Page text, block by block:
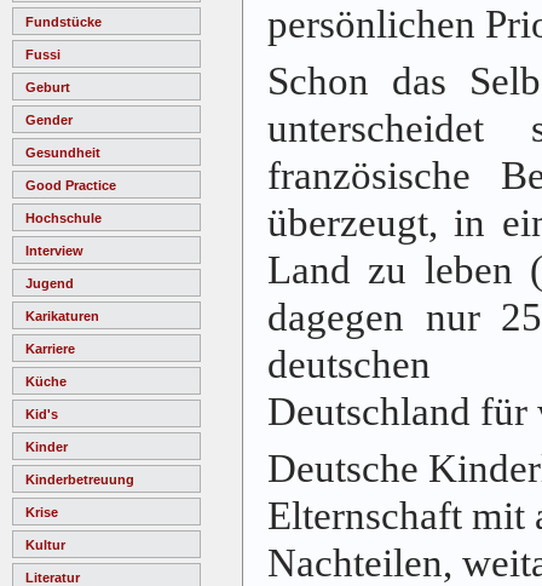
Fundstücke
Fussi
Geburt
Gender
Gesundheit
Good Practice
Hochschule
Interview
Jugend
Karikaturen
Karriere
Küche
Kid's
Kinder
Kinderbetreuung
Krise
Kultur
Literatur
persönlichen
Schon das
französische
überzeugt, in
Land zu leben
dagegen nur
deutschen
Deutschland
Deutsche
Elternschaft mit
Nachteilen,